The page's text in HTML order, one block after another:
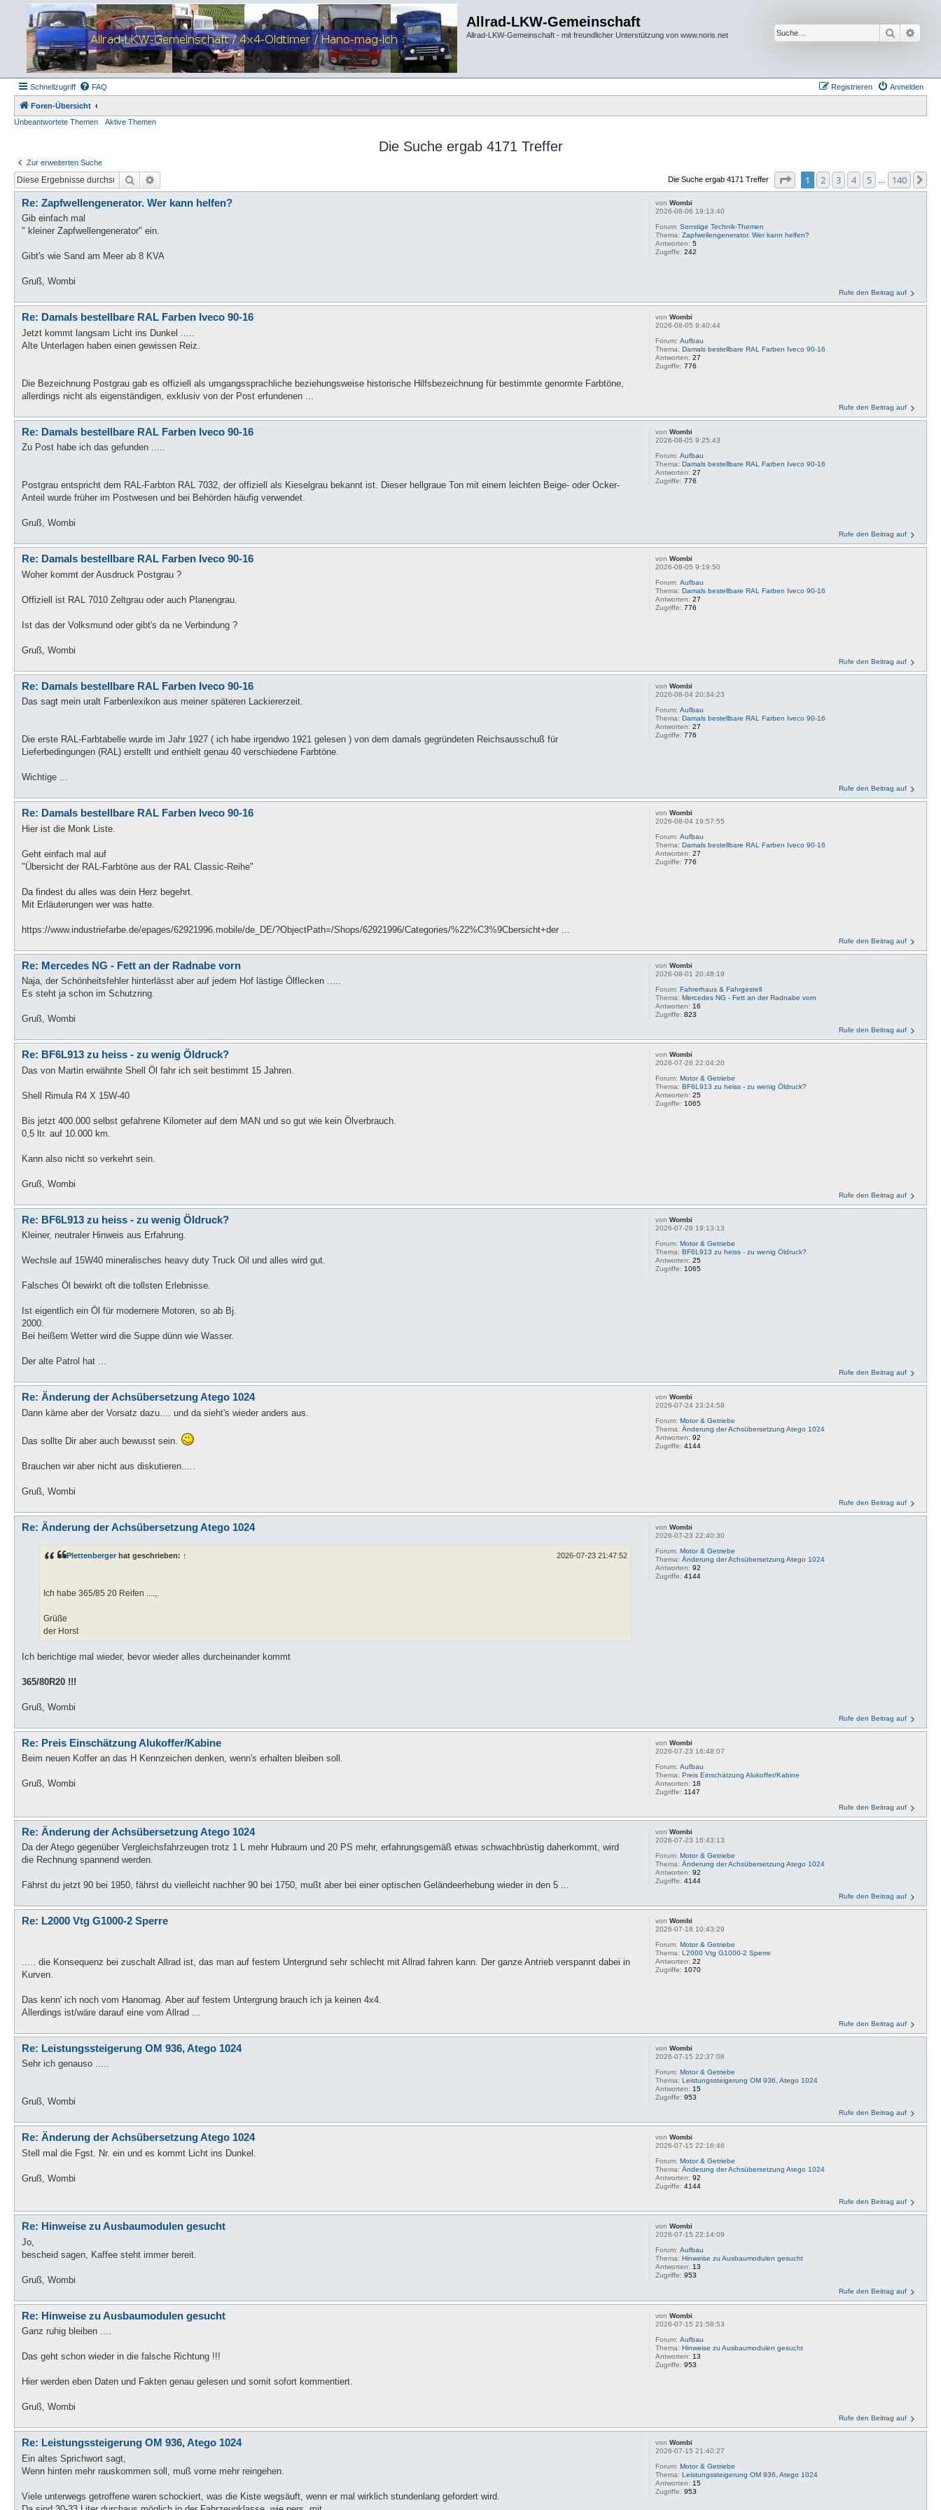
Allrad-LKW-Gemeinschaft
Allrad-LKW-Gemeinschaft - mit freundlicher Unterstützung von www.noris.net Suche
Schnellzugriff FAQ Anmelden
Registrieren
Foren-Übersicht
Unbeantwortete Themen
Aktive Themen
Die Suche ergab 4171 Treffer
Zur erweiterten Suche
Suche Die Suche ergab 4171 Treffer Seite von140
1 2 3 4 5 140
vonWombi
2026-08-06 19:13:40
Forum:Sonstige Technik-Themen
Thema:Zapfwellengenerator. Wer kann helfen?
Antworten:5
Zugriffe:242
Re: Zapfwellengenerator. Wer kann helfen?
Gib einfach mal
" kleiner Zapfwellengenerator" ein.
Gibt's wie Sand am Meer ab 8 KVA
Gruß, Wombi
Rufe den Beitrag auf
vonWombi
2026-08-05 9:40:44
Forum:Aufbau
Thema:Damals bestellbare RAL Farben Iveco 90-16
Antworten:27
Zugriffe:776
Re: Damals bestellbare RAL Farben Iveco 90-16
Jetzt kommt langsam Licht ins Dunkel .....
Alte Unterlagen haben einen gewissen Reiz.
Die Bezeichnung Postgrau gab es offiziell als umgangssprachliche beziehungsweise historische Hilfsbezeichnung für bestimmte genormte Farbtöne,
allerdings nicht als eigenständigen, exklusiv von der Post erfundenen ...
Rufe den Beitrag auf
vonWombi
2026-08-05 9:25:43
Forum:Aufbau
Thema:Damals bestellbare RAL Farben Iveco 90-16
Antworten:27
Zugriffe:776
Re: Damals bestellbare RAL Farben Iveco 90-16
Zu Post habe ich das gefunden .....
Postgrau entspricht dem RAL-Farbton RAL 7032, der offiziell als Kieselgrau bekannt ist. Dieser hellgraue Ton mit einem leichten Beige- oder Ocker-
Anteil wurde früher im Postwesen und bei Behörden häufig verwendet.
Gruß, Wombi
Rufe den Beitrag auf
vonWombi
2026-08-05 9:19:50
Forum:Aufbau
Thema:Damals bestellbare RAL Farben Iveco 90-16
Antworten:27
Zugriffe:776
Re: Damals bestellbare RAL Farben Iveco 90-16
Woher kommt der Ausdruck Postgrau ?
Offiziell ist RAL 7010 Zeltgrau oder auch Planengrau.
Ist das der Volksmund oder gibt's da ne Verbindung ?
Gruß, Wombi
Rufe den Beitrag auf
vonWombi
2026-08-04 20:34:23
Forum:Aufbau
Thema:Damals bestellbare RAL Farben Iveco 90-16
Antworten:27
Zugriffe:776
Re: Damals bestellbare RAL Farben Iveco 90-16
Das sagt mein uralt Farbenlexikon aus meiner späteren Lackiererzeit.
Die erste RAL-Farbtabelle wurde im Jahr 1927 ( ich habe irgendwo 1921 gelesen ) von dem damals gegründeten Reichsausschuß für
Lieferbedingungen (RAL) erstellt und enthielt genau 40 verschiedene Farbtöne.
Wichtige ...
Rufe den Beitrag auf
vonWombi
2026-08-04 19:57:55
Forum:Aufbau
Thema:Damals bestellbare RAL Farben Iveco 90-16
Antworten:27
Zugriffe:776
Re: Damals bestellbare RAL Farben Iveco 90-16
Hier ist die Monk Liste.
Geht einfach mal auf
"Übersicht der RAL-Farbtöne aus der RAL Classic-Reihe"
Da findest du alles was dein Herz begehrt.
Mit Erläuterungen wer was hatte.
https://www.industriefarbe.de/epages/62921996.mobile/de_DE/?ObjectPath=/Shops/62921996/Categories/%22%C3%9Cbersicht+der ...
Rufe den Beitrag auf
vonWombi
2026-08-01 20:48:19
Forum:Fahrerhaus & Fahrgestell
Thema:Mercedes NG - Fett an der Radnabe vorn
Antworten: 16
Zugriffe:823
Re: Mercedes NG - Fett an der Radnabe vorn
Naja, der Schönheitsfehler hinterlässt aber auf jedem Hof lästige Ölflecken .....
Es steht ja schon im Schutzring.
Gruß, Wombi
Rufe den Beitrag auf
vonWombi
2026-07-28 22:04:20
Forum:Motor & Getriebe
Thema:BF6L913 zu heiss - zu wenig Öldruck?
Antworten:25
Zugriffe: 1065
Re: BF6L913 zu heiss - zu wenig Öldruck?
Das von Martin erwähnte Shell Öl fahr ich seit bestimmt 15 Jahren.
Shell Rimula R4 X 15W-40
Bis jetzt 400.000 selbst gefahrene Kilometer auf dem MAN und so gut wie kein Ölverbrauch.
0,5 ltr. auf 10.000 km.
Kann also nicht so verkehrt sein.
Gruß, Wombi
Rufe den Beitrag auf
vonWombi
2026-07-28 19:13:13
Forum:Motor & Getriebe
Thema:BF6L913 zu heiss - zu wenig Öldruck?
Antworten:25
Zugriffe: 1065
Re: BF6L913 zu heiss - zu wenig Öldruck?
Kleiner, neutraler Hinweis aus Erfahrung.
Wechsle auf 15W40 mineralisches heavy duty Truck Oil und alles wird gut.
Falsches Öl bewirkt oft die tollsten Erlebnisse.
Ist eigentlich ein Öl für modernere Motoren, so ab Bj.
2000.
Bei heißem Wetter wird die Suppe dünn wie Wasser.
Der alte Patrol hat ...
Rufe den Beitrag auf
vonWombi
2026-07-24 23:24:59
Forum:Motor & Getriebe
Thema:Änderung der Achsübersetzung Atego 1024
Antworten:92
Zugriffe:4144
Re: Änderung der Achsübersetzung Atego 1024
Dann käme aber der Vorsatz dazu.... und da sieht's wieder anders aus.
Das sollte Dir aber auch bewusst sein.
Brauchen wir aber nicht aus diskutieren.....
Gruß, Wombi
Rufe den Beitrag auf
vonWombi
2026-07-23 22:40:30
Forum:Motor & Getriebe
Thema:Änderung der Achsübersetzung Atego 1024
Antworten:92
Zugriffe:4144
Re: Änderung der Achsübersetzung Atego 1024
Plettenberger hat geschrieben: ↑ 2026-07-23 21:47:52
Ich habe 365/85 20 Reifen ....,.
Grüße
der Horst
Ich berichtige mal wieder, bevor wieder alles durcheinander kommt
365/80R20 !!!
Gruß, Wombi
Rufe den Beitrag auf
vonWombi
2026-07-23 16:48:07
Forum:Aufbau
Thema:Preis Einschätzung Alukoffer/Kabine
Antworten: 18
Zugriffe: 1147
Re: Preis Einschätzung Alukoffer/Kabine
Beim neuen Koffer an das H Kennzeichen denken, wenn's erhalten bleiben soll.
Gruß, Wombi
Rufe den Beitrag auf
vonWombi
2026-07-23 16:43:13
Forum:Motor & Getriebe
Thema:Änderung der Achsübersetzung Atego 1024
Antworten:92
Zugriffe:4144
Re: Änderung der Achsübersetzung Atego 1024
Da der Atego gegenüber Vergleichsfahrzeugen trotz 1 L mehr Hubraum und 20 PS mehr, erfahrungsgemäß etwas schwachbrüstig daherkommt, wird
die Rechnung spannend werden.
Fährst du jetzt 90 bei 1950, fährst du vielleicht nachher 90 bei 1750, mußt aber bei einer optischen Geländeerhebung wieder in den 5 ...
Rufe den Beitrag auf
vonWombi
2026-07-18 10:43:29
Forum:Motor & Getriebe
Thema:L2000 Vtg G1000-2 Sperre
Antworten:22
Zugriffe: 1070
Re: L2000 Vtg G1000-2 Sperre
..... die Konsequenz bei zuschalt Allrad ist, das man auf festem Untergrund sehr schlecht mit Allrad fahren kann. Der ganze Antrieb verspannt dabei in
Kurven.
Das kenn' ich noch vom Hanomag. Aber auf festem Untergrung brauch ich ja keinen 4x4.
Allerdings ist/wäre darauf eine vom Allrad ...
Rufe den Beitrag auf
vonWombi
2026-07-15 22:37:08
Forum:Motor & Getriebe
Thema:Leistungssteigerung OM 936, Atego 1024
Antworten: 15
Zugriffe:953
Re: Leistungssteigerung OM 936, Atego 1024
Sehr ich genauso .....
Gruß, Wombi
Rufe den Beitrag auf
vonWombi
2026-07-15 22:16:46
Forum:Motor & Getriebe
Thema:Änderung der Achsübersetzung Atego 1024
Antworten:92
Zugriffe:4144
Re: Änderung der Achsübersetzung Atego 1024
Stell mal die Fgst. Nr. ein und es kommt Licht ins Dunkel.
Gruß, Wombi
Rufe den Beitrag auf
vonWombi
2026-07-15 22:14:09
Forum:Aufbau
Thema:Hinweise zu Ausbaumodulen gesucht
Antworten: 13
Zugriffe:953
Re: Hinweise zu Ausbaumodulen gesucht
Jo,
bescheid sagen, Kaffee steht immer bereit.
Gruß, Wombi
Rufe den Beitrag auf
vonWombi
2026-07-15 21:58:53
Forum:Aufbau
Thema:Hinweise zu Ausbaumodulen gesucht
Antworten: 13
Zugriffe:953
Re: Hinweise zu Ausbaumodulen gesucht
Ganz ruhig bleiben ....
Das geht schon wieder in die falsche Richtung !!!
Hier werden eben Daten und Fakten genau gelesen und somit sofort kommentiert.
Gruß, Wombi
Rufe den Beitrag auf
vonWombi
2026-07-15 21:40:27
Forum:Motor & Getriebe
Thema:Leistungssteigerung OM 936, Atego 1024
Antworten: 15
Zugriffe:953
Re: Leistungssteigerung OM 936, Atego 1024
Ein altes Sprichwort sagt,
Wenn hinten mehr rauskommen soll, muß vorne mehr reingehen.
Viele unterwegs getroffene waren schockiert, was die Kiste wegsäuft, wenn er mal wirklich stundenlang gefordert wird.